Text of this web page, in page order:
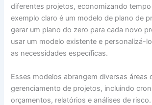
diferentes projetos, economizando
exemplo claro é um modelo de plano de
gerar um plano do zero para cada novo
usar um modelo existente e personalizá-
as necessidades específicas.
Esses modelos abrangem diversas áreas
gerenciamento de projetos, incluindo
orçamentos, relatórios e análises de